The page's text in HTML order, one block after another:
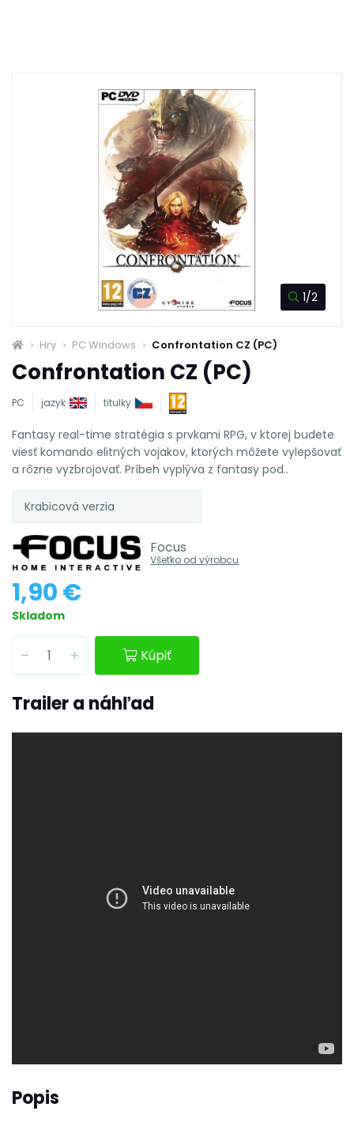
1/2
Hry PC Windows Confrontation CZ (PC)
Confrontation CZ (PC)
PC jazyk titulky
Fantasy real-time stratégia s prvkami RPG, v ktorej budete
viesť komando elitných vojakov, ktorých môžete vylepšovať
a rôzne vyzbrojovať. Príbeh vyplýva z fantasy pod..
Krabicová verzia
Focus
Všetko od výrobcu
1,90 €
Skladom
Kúpiť
Trailer a náhľad
Popis